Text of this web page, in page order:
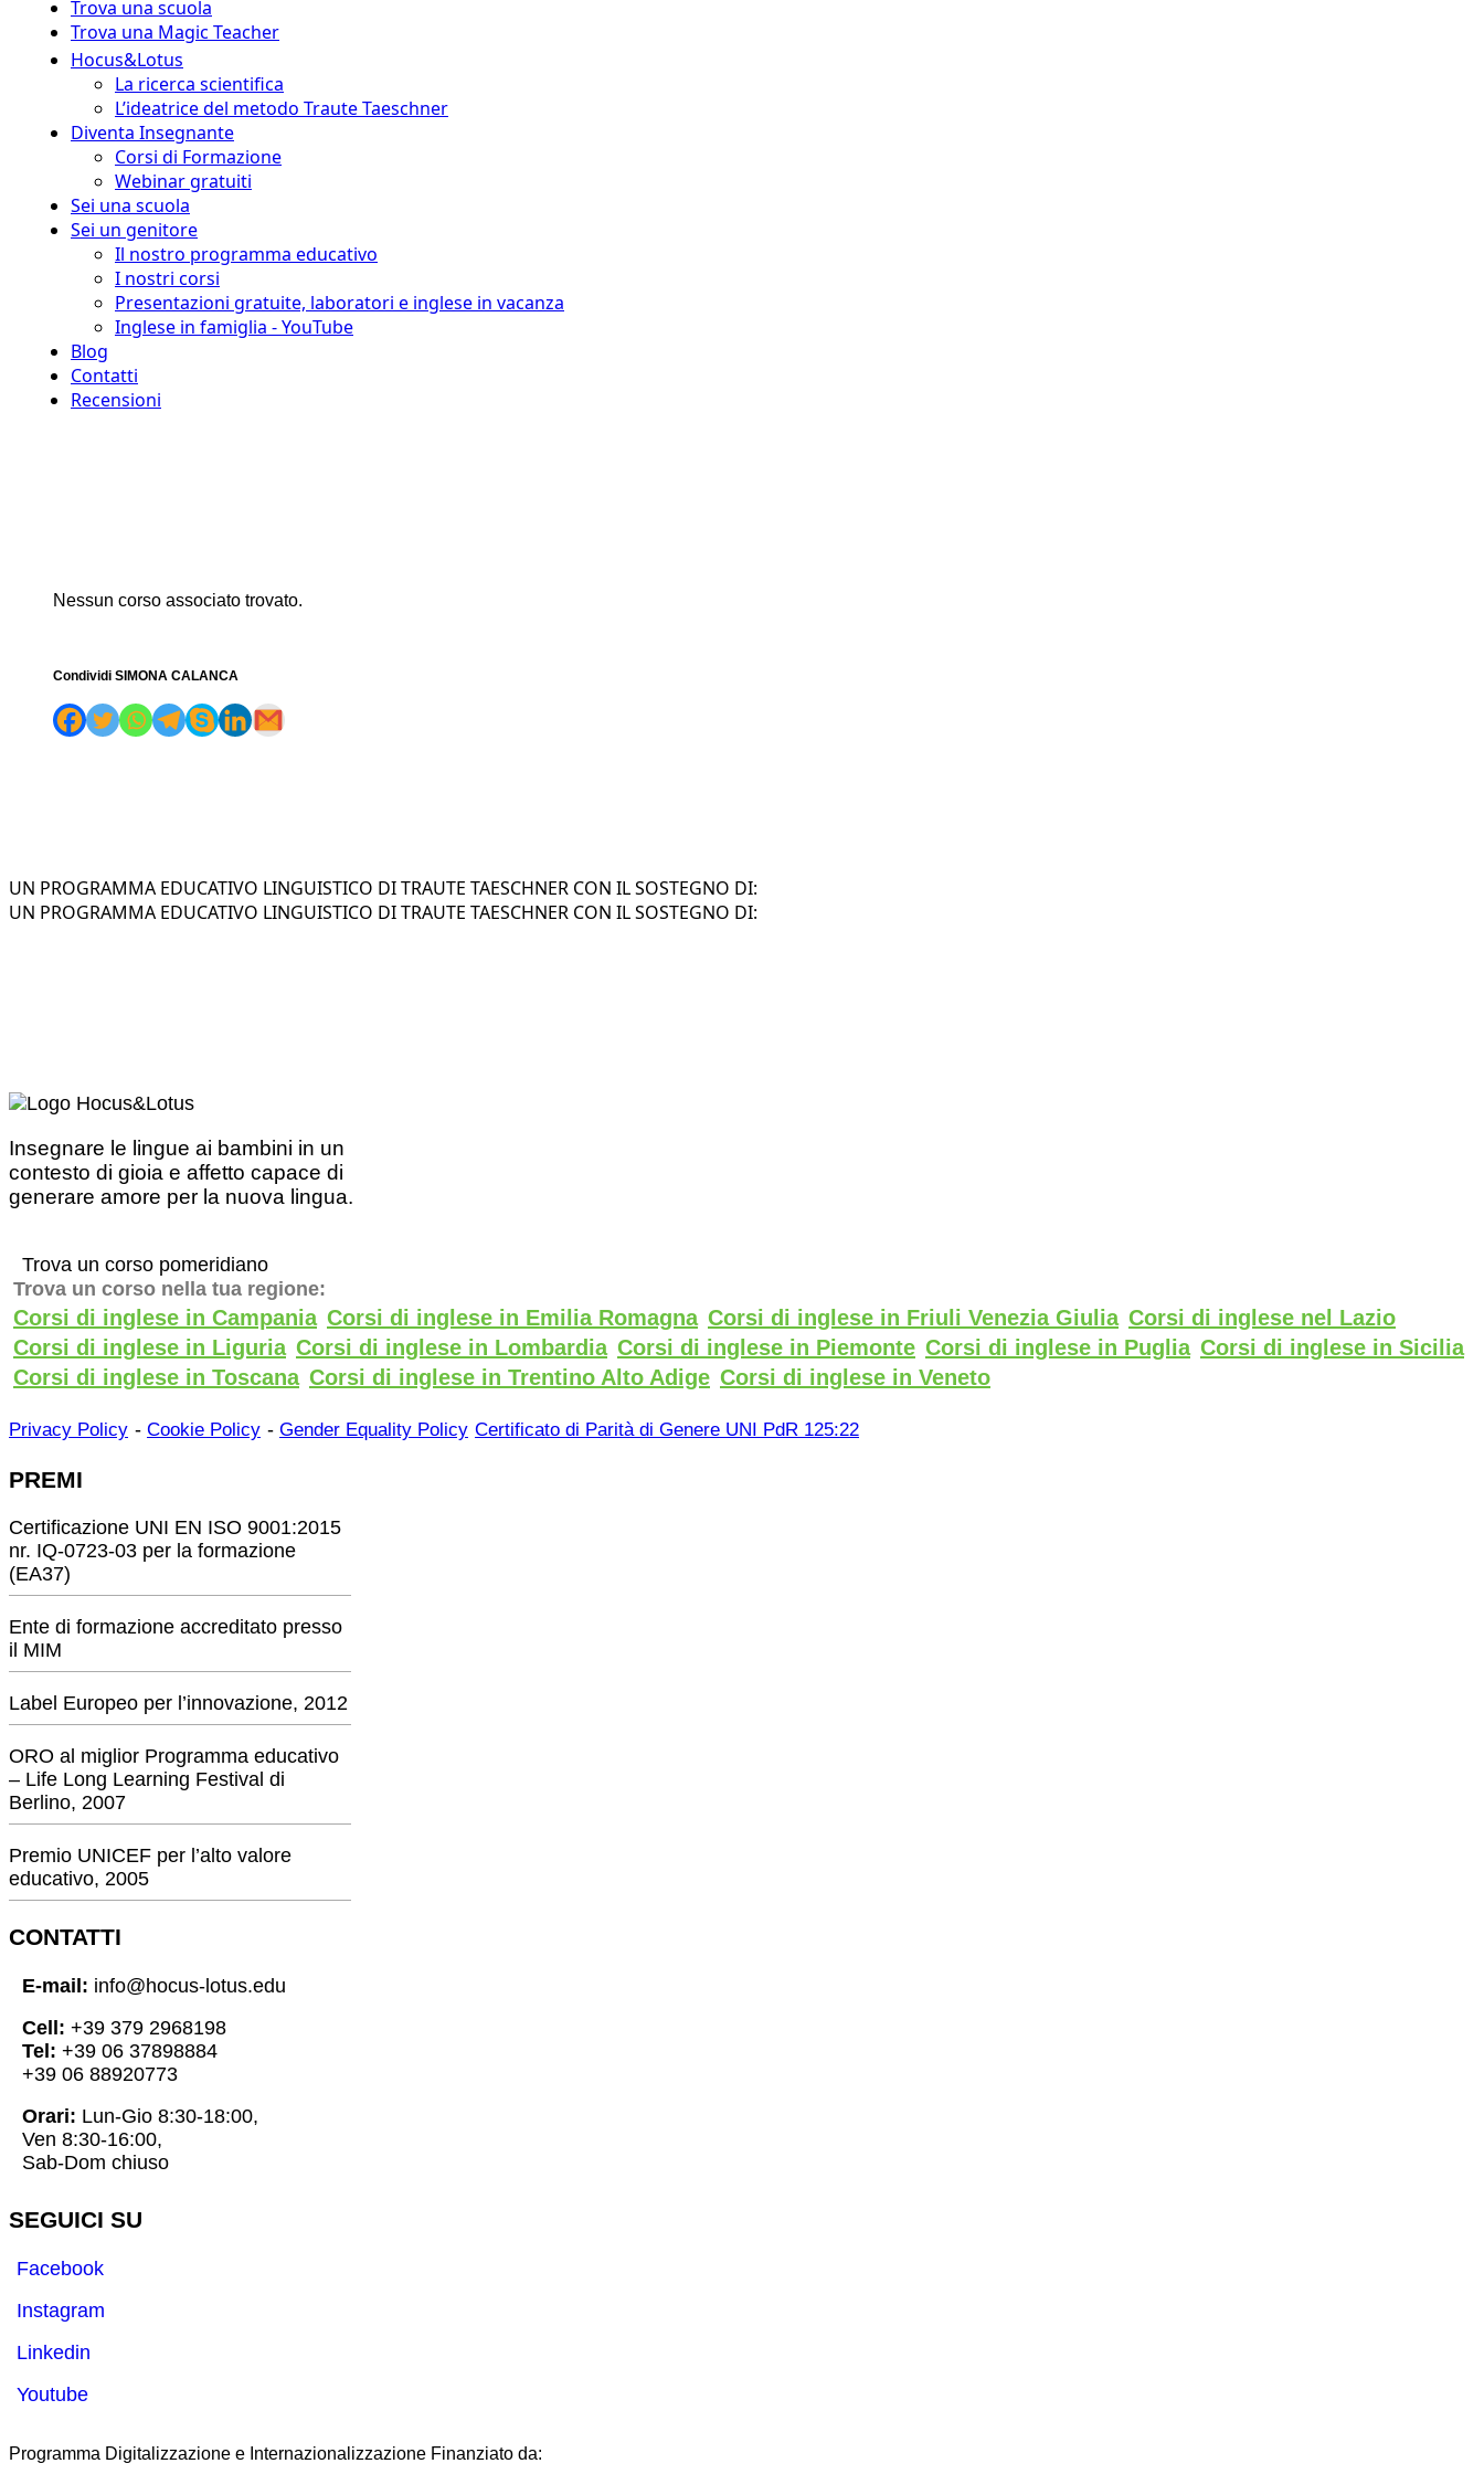
Trova una scuola
Trova una Magic Teacher
Hocus&Lotus
La ricerca scientifica
L’ideatrice del metodo Traute Taeschner
Diventa Insegnante
Corsi di Formazione
Webinar gratuiti
Sei una scuola
Sei un genitore
Il nostro programma educativo
I nostri corsi
Presentazioni gratuite, laboratori e inglese in vacanza
Inglese in famiglia - YouTube
Blog
Contatti
Recensioni
Nessun corso associato trovato.
Condividi SIMONA CALANCA
UN PROGRAMMA EDUCATIVO LINGUISTICO DI TRAUTE TAESCHNER CON IL SOSTEGNO DI:
UN PROGRAMMA EDUCATIVO LINGUISTICO DI TRAUTE TAESCHNER CON IL SOSTEGNO DI:
Insegnare le lingue ai bambini in un
contesto di gioia e affetto capace di
generare amore per la nuova lingua.
Trova un corso pomeridiano
Trova un corso nella tua regione:
Corsi di inglese in Campania Corsi di inglese in Emilia Romagna Corsi di inglese in Friuli Venezia Giulia Corsi di inglese nel Lazio
Corsi di inglese in Liguria Corsi di inglese in Lombardia Corsi di inglese in Piemonte Corsi di inglese in Puglia Corsi di inglese in Sicilia
Corsi di inglese in Toscana Corsi di inglese in Trentino Alto Adige Corsi di inglese in Veneto
Privacy Policy - Cookie Policy - Gender Equality Policy Certificato di Parità di Genere UNI PdR 125:22
PREMI
Certificazione UNI EN ISO 9001:2015
nr. IQ-0723-03 per la formazione
(EA37)
Ente di formazione accreditato presso
il MIM
Label Europeo per l’innovazione, 2012
ORO al miglior Programma educativo
– Life Long Learning Festival di
Berlino, 2007
Premio UNICEF per l’alto valore
educativo, 2005
CONTATTI
E-mail: info@hocus-lotus.edu
Cell: +39 379 2968198
Tel: +39 06 37898884
+39 06 88920773
Orari: Lun-Gio 8:30-18:00,
Ven 8:30-16:00,
Sab-Dom chiuso
SEGUICI SU
Facebook
Instagram
Linkedin
Youtube
Programma Digitalizzazione e Internazionalizzazione Finanziato da: